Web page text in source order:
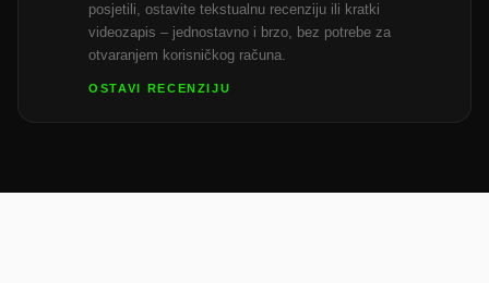
posjetili, ostavite tekstualnu recenziju ili kratki
videozapis – jednostavno i brzo, bez potrebe za
otvaranjem korisničkog računa.
OSTAVI RECENZIJU